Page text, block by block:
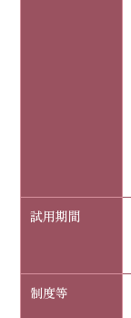
試用期間
制度等